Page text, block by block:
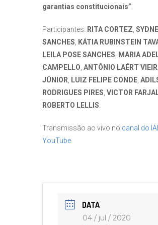
garantias constitucionais”
Participantes: RITA CORTEZ
SANCHES
KÁTIA RUBINSTEIN
LEILA POSE SANCHES
MARIA
CAMPELLO ANTÔNIO LAÉRT
JÚNIOR
LUIZ FELIPE CONDE
RODRIGUES PIRES VICTOR
ROBERTO LELLIS
Transmissão ao vivo no canal do
YouTube
DATA
04 / jul / 2020